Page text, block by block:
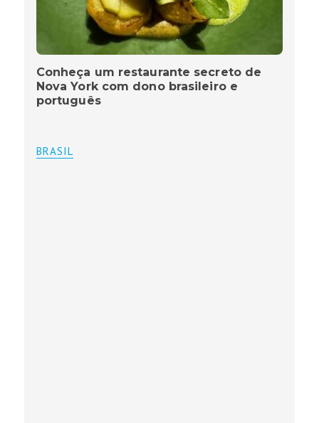
Conheça um restaurante secreto de
Nova York com dono brasileiro e
português
BRASIL